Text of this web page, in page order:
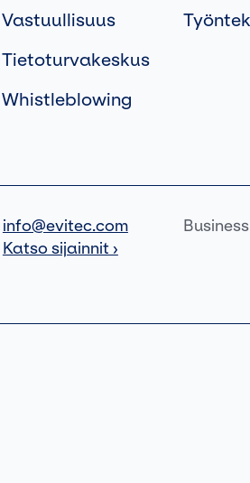
Vastuullisuus
Tietoturvakeskus
Whistleblowing
info@evitec.com
Katso sijainnit ›